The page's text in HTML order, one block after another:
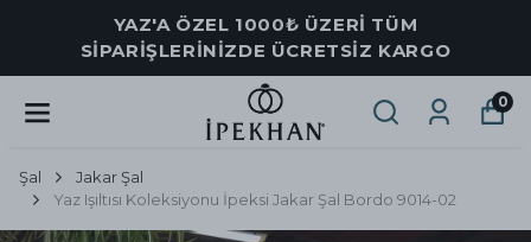
YAZ'A ÖZEL 1000₺ ÜZERİ TÜM
SİPARİŞLERİNİZDE ÜCRETSİZ KARGO
0
Şal
Jakar Şal
Yaz Işıltısı Koleksiyonu İpeksi Jakar Şal Bordo 9014-02